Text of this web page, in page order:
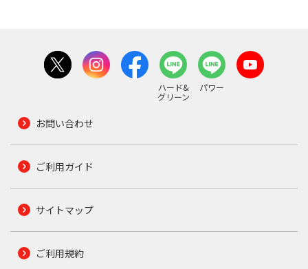
ハード&
グリーン
パワー
お問い合わせ
ご利用ガイド
サイトマップ
ご利用規約